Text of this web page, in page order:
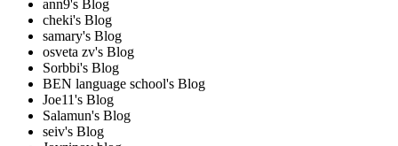
ann9's Blog
cheki's Blog
samary's Blog
osveta zv's Blog
Sorbbi's Blog
BEN language school's Blog
Joe11's Blog
Salamun's Blog
seiv's Blog